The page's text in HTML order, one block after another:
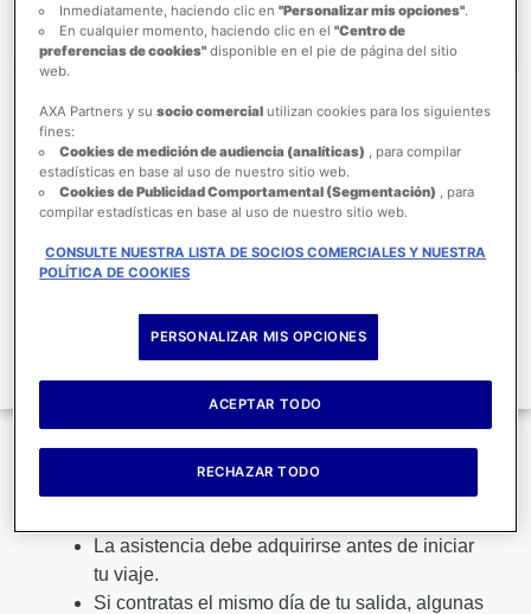
¿Prefieres atención personalizada?
Llámanos de Lunes a Viernes de 9:00 a 18:00 hrs y
contrata tu producto por teléfono de forma rápida, segura
y con beneficios exclusivos.
🔔 Importante:
La asistencia debe adquirirse antes de iniciar
tu viaje.
Si contratas el mismo día de tu salida, algunas
Inmediatamente, haciendo clic en "Personalizar mis opciones".
En cualquier momento, haciendo clic en el "Centro de
preferencias de cookies" disponible en el pie de página del sitio
web.
AXA Partners y susocio comercial utilizan cookies para los siguientes
fines:
Cookies de medición de audiencia (analíticas) , para compilar
estadísticas en base al uso de nuestro sitio web.
Cookies de Publicidad Comportamental (Segmentación) , para
compilar estadísticas en base al uso de nuestro sitio web.
CONSULTE NUESTRA LISTA DE SOCIOS COMERCIALES Y NUESTRA
POLÍTICA DE COOKIES
PERSONALIZAR MIS OPCIONES
RECHAZAR TODO
ACEPTAR TODO